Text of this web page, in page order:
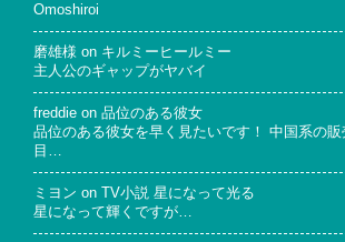
Omoshiroi
磨雄様 on キルミーヒールミー
主人公のギャップがヤバイ
freddie on 品位のある彼女
品位のある彼女を早く見たいです！ 中国系の
目…
ミヨン on
TV小説 星になって光る
星になって輝くですが…